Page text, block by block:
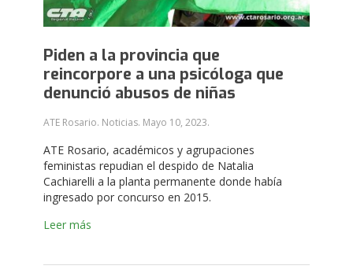
Piden a la provincia que
reincorpore a una psicóloga que
denunció abusos de niñas
ATE Rosario. Noticias. Mayo 10, 2023.
ATE Rosario, académicos y agrupaciones
feministas repudian el despido de Natalia
Cachiarelli a la planta permanente donde había
ingresado por concurso en 2015.
Leer más